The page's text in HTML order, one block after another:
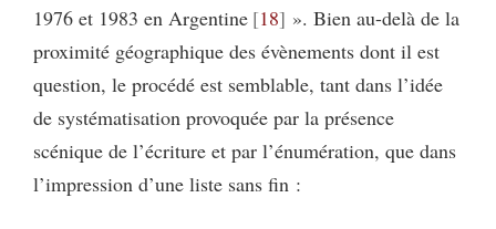
1976 et 1983 en Argentine 18 ». Bien au-delà de la
proximité géographique des évènements dont il est
question, le procédé est semblable, tant dans l’idée
de systématisation provoquée par la présence
scénique de l’écriture et par l’énumération, que dans
l’impression d’une liste sans fin :